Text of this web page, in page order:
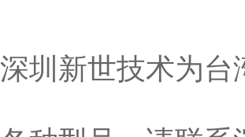
深圳新世技术为